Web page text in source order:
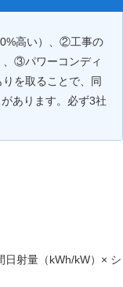
高い）、②工事の
、③パワーコンディ
を取ることで、同
あります。必ず3社
日射量（kWh/kW）× シ